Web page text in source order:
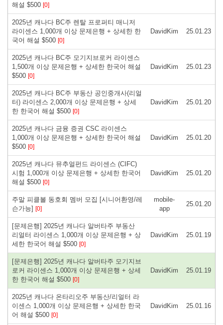
해설 $500 [0]
2025년 캐나다 BC주 렌탈 프로퍼티 매니저
라이센스 1,000개 이상 문제은행 + 상세한 한
국어 해설 $500 [0]
DavidKim 25.01.23
2025년 캐나다 BC주 모기지브로커 라이센스
1,500개 이상 문제은행 + 상세한 한국어 해설
$500 [0]
DavidKim 25.01.23
2025년 캐나다 BC주 부동산 공인중개사(리얼
터) 라이센스 2,000개 이상 문제은행 + 상세
한 한국어 해설 $500 [0]
DavidKim 25.01.20
2025년 캐나다 금융 증권 CSC 라이센스
1,000개 이상 문제은행 + 상세한 한국어 해설
$500 [0]
DavidKim 25.01.20
2025년 캐나다 뮤추얼펀드 라이센스 (CIFC)
시험 1,000개 이상 문제은행 + 상세한 한국어
해설 $500 [0]
DavidKim 25.01.20
주말 피클볼 동호회 멤버 모집 [시니어환영/레
슨가능] [0]
mobile-
app
25.01.20
[문제은행] 2025년 캐나다 알버타주 부동산
리얼터 라이센스 1,000개 이상 문제은행 + 상
세한 한국어 해설 $500 [0]
DavidKim 25.01.19
[문제은행] 2025년 캐나다 알버타주 모기지브
로커 라이센스 1,000개 이상 문제은행 + 상세
한 한국어 해설 $500 [0]
DavidKim 25.01.19
2025년 캐나다 온타리오주 부동산/리얼터 라
이센스 1,000개 이상 문제은행 + 상세한 한국
어 해설 $500 [0]
DavidKim 25.01.16